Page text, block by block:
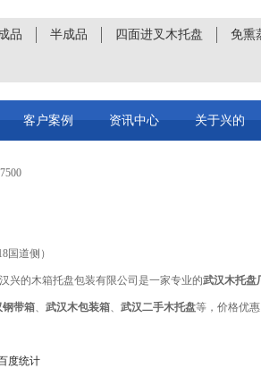
品 半成品 四面进叉木托盘
免熏
客户案例 资讯中心 关于兴的
道侧）
兴的木箱托盘包装有限公司是一家专业的武汉木托盘
钢带箱、 武汉木包装箱、 武汉二手木托盘等，价格优
度统计